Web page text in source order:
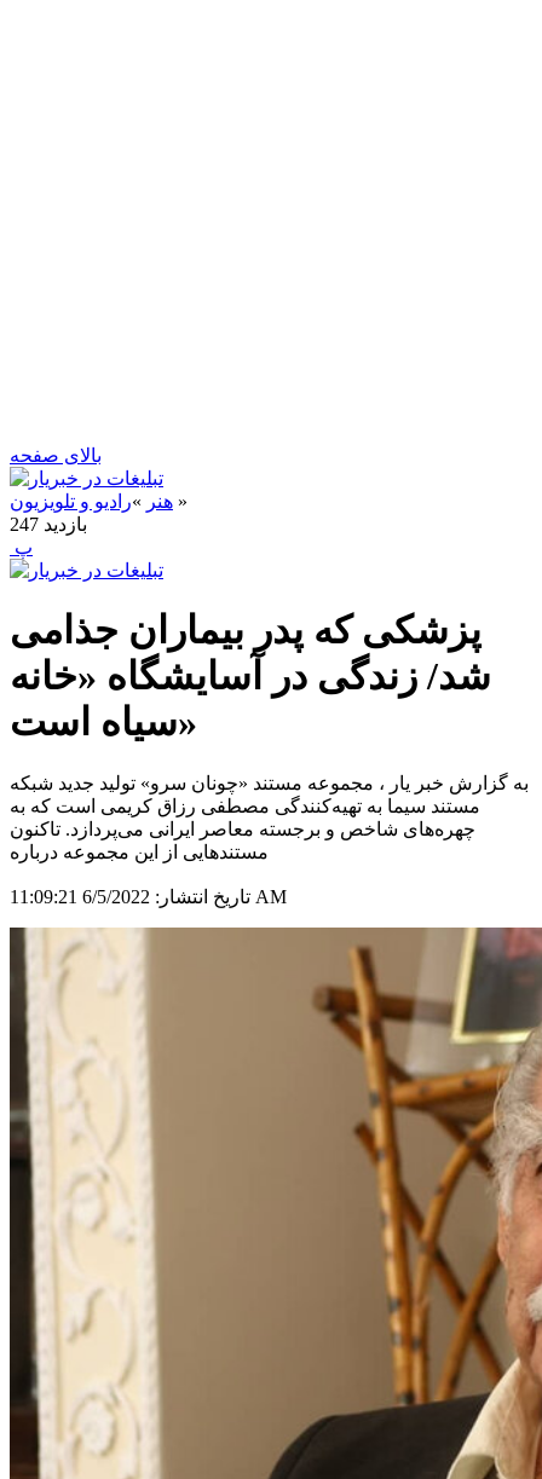
بالای صفحه
هنر »رادیو و تلویزیون
»
247 بازدید
‍ پ
پزشکی که پدر بیماران جذامی
شد/ زندگی در آسایشگاه «خانه
سیاه است»
به گزارش خبر یار ، مجموعه مستند «چونان سرو» تولید جدید شبکه
مستند سیما به تهیه‌کنندگی مصطفی رزاق کریمی است که به
چهره‌های شاخص و برجسته معاصر ایرانی می‌پردازد. تاکنون
مستندهایی از این مجموعه درباره
تاریخ انتشار: 6/5/2022 11:09:21 AM